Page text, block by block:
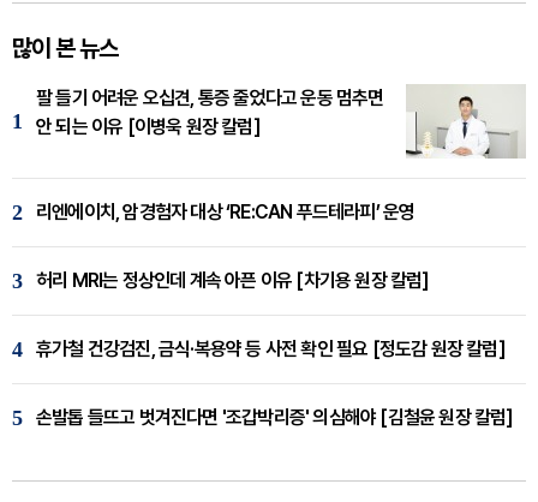
많이 본 뉴스
1
팔 들기 어려운 오십견, 통증 줄었다고 운동 멈추면
안 되는 이유 [이병욱 원장 칼럼]
2 리엔에이치, 암경험자 대상 ‘RE:CAN 푸드테라피’ 운영
3 허리 MRI는 정상인데 계속 아픈 이유 [차기용 원장 칼럼]
4 휴가철 건강검진, 금식·복용약 등 사전 확인 필요 [정도감 원장 칼럼]
5 손발톱 들뜨고 벗겨진다면 '조갑박리증' 의심해야 [김철윤 원장 칼럼]